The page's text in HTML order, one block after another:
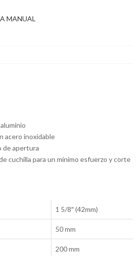
MANUAL
acero inoxidable
de apertura
cuchilla para un mínimo esfuerzo y corte
1 5/8″ (42mm)
50 mm
200 mm